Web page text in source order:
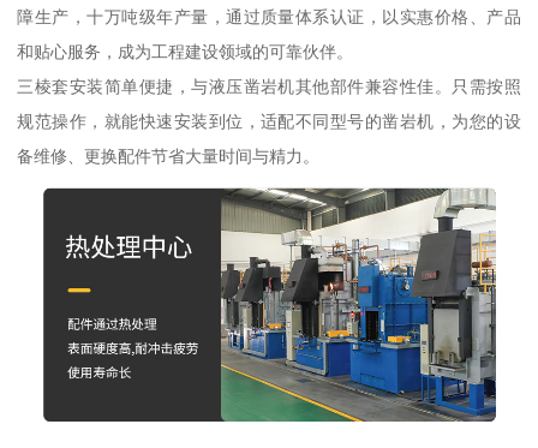
障生产，十万吨级年产量，通过质量体系认证，以实惠价格、产品
和贴心服务，成为工程建设领域的可靠伙伴。
三棱套安装简单便捷，与液压凿岩机其他部件兼容性佳。只需按照
规范操作，就能快速安装到位，适配不同型号的凿岩机，为您的设
备维修、更换配件节省大量时间与精力。